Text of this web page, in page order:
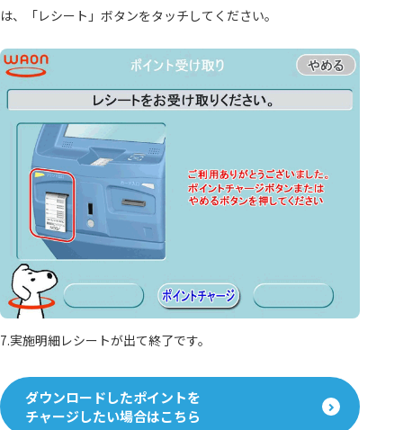
は、「レシート」ボタンをタッチしてください。
7.実施明細レシートが出て終了です。
ダウンロードしたポイントを
チャージしたい場合はこちら